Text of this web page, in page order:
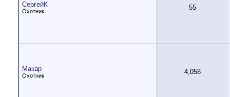
СергейК
Охотник 55
Макар
Охотник 4,058